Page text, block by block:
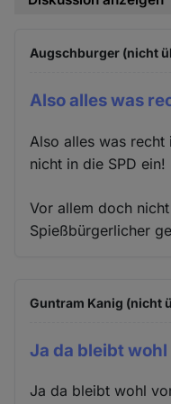
Augschburger (nicht
Also alles was
Also alles was
nicht in die SPD ein!
Vor allem doch
Spießbürgerlicher
Guntram Kanig (nicht
Ja da bleibt
Ja da bleibt wohl